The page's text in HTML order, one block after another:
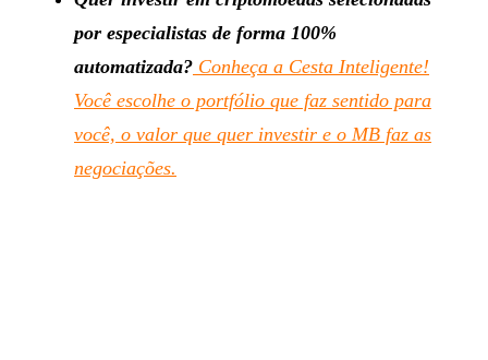
por especialistas de forma 100%
automatizada? Conheça a Cesta Inteligente!
Você escolhe o portfólio que faz sentido para
você, o valor que quer investir e o MB faz as
negociações.